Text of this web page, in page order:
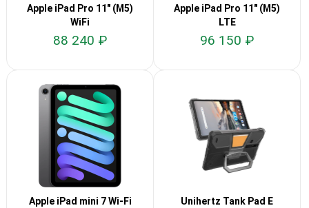
Apple iPad Pro 11″ (M5)
WiFi
88 240 ₽
Apple iPad Pro 11″ (M5)
LTE
96 150 ₽
Apple iPad mini 7 Wi-Fi Unihertz Tank Pad E